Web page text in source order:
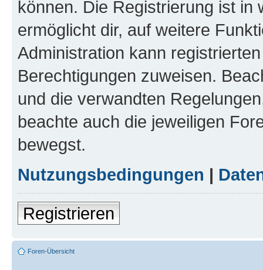
können. Die Registrierung ist in
ermöglicht dir, auf weitere
Administration kann
Berechtigungen zuweisen.
und die verwandten
beachte auch die jeweiligen
bewegst.
Nutzungsbedingungen |
Registrieren
Foren-Übersicht